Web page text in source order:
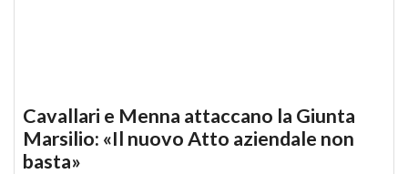
Cavallari e Menna attaccano la Giunta
Marsilio: «Il nuovo Atto aziendale non
basta»